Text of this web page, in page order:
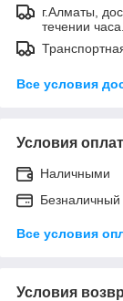
г.Алматы,
течении
Все условия
Условия
Наличными
Безналичный
Все условия
Условия